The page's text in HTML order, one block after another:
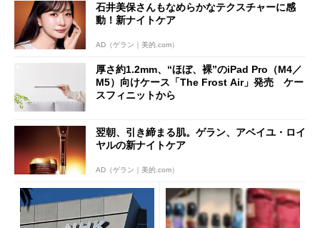
石井美保さんもなめらかなテクスチャーに感
動！新ナイトケア
AD（ゲラン｜美的.com）
厚さ約1.2mm、“ほぼ、裸”のiPad Pro（M4／
M5）向けケース「The Frost Air」発売 ケー
スフィニットから
翌朝、引き締まる肌。ゲラン、アベイユ・ロイ
ヤルの新ナイトケア
AD（ゲラン｜美的.com）